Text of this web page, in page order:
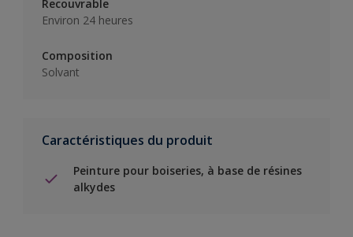
Recouvrable
Environ 24 heures
Composition
Solvant
Caractéristiques du produit
Peinture pour boiseries, à base de résines
alkydes